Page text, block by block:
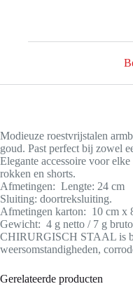
Modieuze roestvrijstalen
goud. Past perfect bij zowel
Elegante accessoire voor
rokken en shorts.
Afmetingen: Lengte: 24 cm
Sluiting: doortreksluiting.
Afmetingen karton: 10 cm x
Gewicht: 4 g netto / 7 g
CHIRURGISCH STAAL is
weersomstandigheden,
Gerelateerde producten